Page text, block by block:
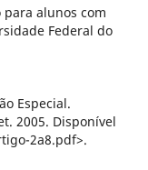
alunos com
Federal do
Especial.
2005. Disponível
2a8.pdf>.